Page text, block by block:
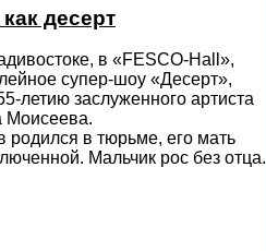
десерт
в «FESCO-Hall»,
супер-шоу «Десерт»,
летию заслуженного артиста
Моисеева.
родился в тюрьме, его мать
Мальчик рос без отца.